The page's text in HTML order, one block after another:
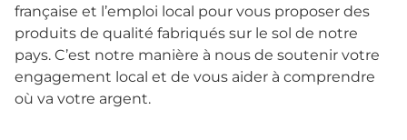
française et l’emploi local pour vous proposer des
produits de qualité fabriqués sur le sol de notre
pays. C’est notre manière à nous de soutenir votre
engagement local et de vous aider à comprendre
où va votre argent.